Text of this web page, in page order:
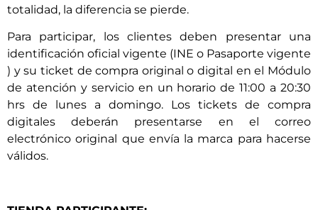
totalidad, la diferencia se pierde.
Para participar, los clientes deben presentar una
identificación oficial vigente (INE o Pasaporte vigente
) y su ticket de compra original o digital en el Módulo
de atención y servicio en un horario de 11:00 a 20:30
hrs de lunes a domingo. Los tickets de compra
digitales deberán presentarse en el correo
electrónico original que envía la marca para hacerse
válidos.